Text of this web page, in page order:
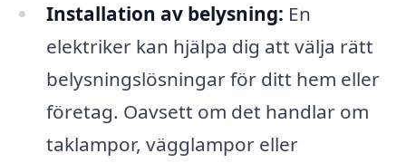
Installation av belysning: En
elektriker kan hjälpa dig att välja rätt
belysningslösningar för ditt hem eller
företag. Oavsett om det handlar om
taklampor, vägglampor eller